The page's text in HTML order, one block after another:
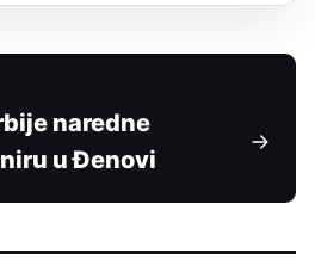
naredne
u Đenovi